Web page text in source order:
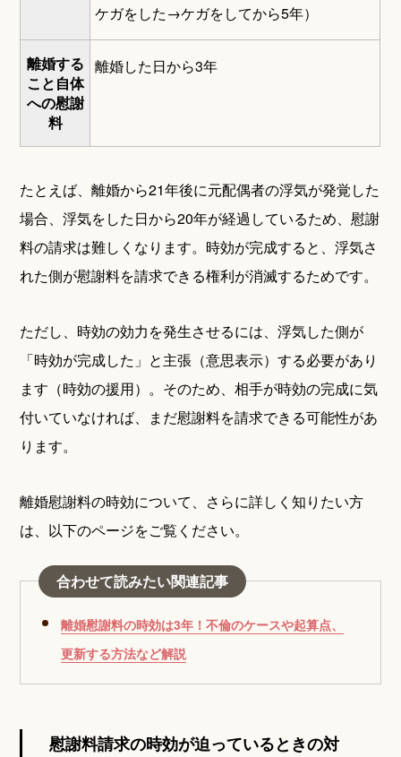
ケガをした→ケガをしてから5年）
離婚する
こと自体
への慰謝
料
離婚した日から3年
たとえば、離婚から21年後に元配偶者の浮気が発覚した
場合、浮気をした日から20年が経過しているため、慰謝
料の請求は難しくなります。時効が完成すると、浮気さ
れた側が慰謝料を請求できる権利が消滅するためです。
ただし、時効の効力を発生させるには、浮気した側が
「時効が完成した」と主張（意思表示）する必要があり
ます（時効の援用）。そのため、相手が時効の完成に気
付いていなければ、まだ慰謝料を請求できる可能性があ
ります。
離婚慰謝料の時効について、さらに詳しく知りたい方
は、以下のページをご覧ください。
合わせて読みたい関連記事
離婚慰謝料の時効は3年！不倫のケースや起算点、
更新する方法など解説
慰謝料請求の時効が迫っているときの対